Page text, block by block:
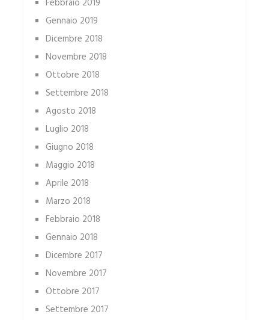
Febbraio 2019
Gennaio 2019
Dicembre 2018
Novembre 2018
Ottobre 2018
Settembre 2018
Agosto 2018
Luglio 2018
Giugno 2018
Maggio 2018
Aprile 2018
Marzo 2018
Febbraio 2018
Gennaio 2018
Dicembre 2017
Novembre 2017
Ottobre 2017
Settembre 2017